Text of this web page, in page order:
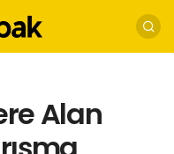
Alan